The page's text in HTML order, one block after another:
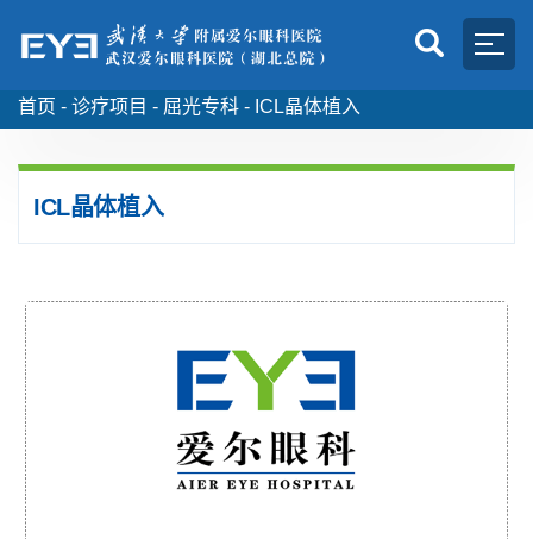
首页 - 诊疗项目 - 屈光专科 - ICL晶体植入
ICL晶体植入